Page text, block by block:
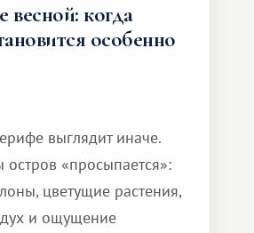
весной: когда
особенно
выглядит иначе.
«просыпается»:
цветущие растения,
и ощущение